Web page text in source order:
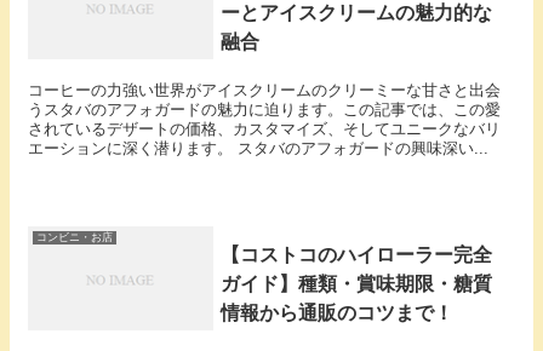
ーとアイスクリームの魅力的な
融合
コーヒーの力強い世界がアイスクリームのクリーミーな甘さと出会
うスタバのアフォガードの魅力に迫ります。この記事では、この愛
されているデザートの価格、カスタマイズ、そしてユニークなバリ
エーションに深く潜ります。 スタバのアフォガードの興味深い...
コンビニ・お店
【コストコのハイローラー完全
ガイド】種類・賞味期限・糖質
情報から通販のコツまで！